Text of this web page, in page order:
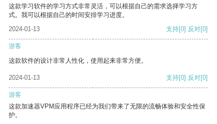
这款学习软件的学习方式非常灵活，可以根据自己的需求选择学习方
式。我可以根据自己的时间安排学习进度。
2024-01-13
支持[0] 反对[0]
游客
这款软件的设计非常人性化，使用起来非常方便。
2024-01-13 支持[0] 反对[0]
游客
这款加速器VPM应用程序已经为我们带来了无限的流畅体验和安全性保
护。